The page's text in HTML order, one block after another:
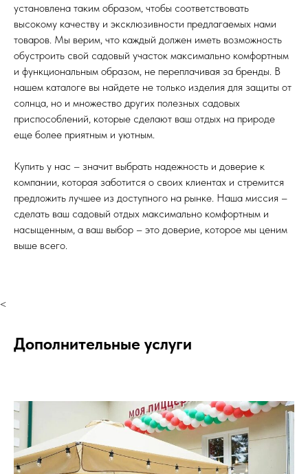
установлена таким образом, чтобы соответствовать
высокому качеству и эксклюзивности предлагаемых нами
товаров. Мы верим, что каждый должен иметь возможность
обустроить свой садовый участок максимально комфортным
и функциональным образом, не переплачивая за бренды. В
нашем каталоге вы найдете не только изделия для защиты от
солнца, но и множество других полезных садовых
приспособлений, которые сделают ваш отдых на природе
еще более приятным и уютным.
Купить у нас – значит выбрать надежность и доверие к
компании, которая заботится о своих клиентах и стремится
предложить лучшее из доступного на рынке. Наша миссия –
сделать ваш садовый отдых максимально комфортным и
насыщенным, а ваш выбор – это доверие, которое мы ценим
выше всего.
<
Дополнительные услуги